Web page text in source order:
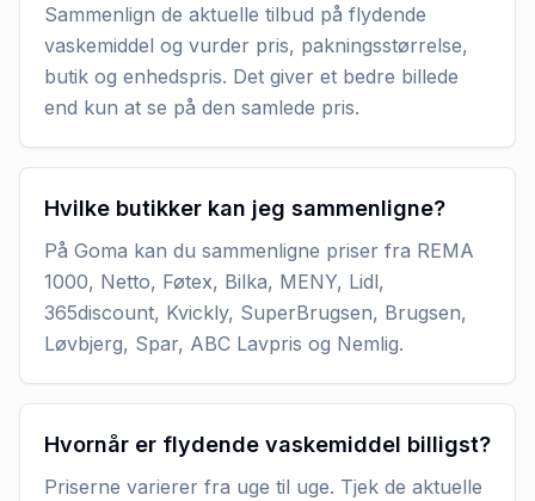
Sammenlign de aktuelle tilbud på flydende
vaskemiddel og vurder pris, pakningsstørrelse,
butik og enhedspris. Det giver et bedre billede
end kun at se på den samlede pris.
Hvilke butikker kan jeg sammenligne?
På Goma kan du sammenligne priser fra REMA
1000, Netto, Føtex, Bilka, MENY, Lidl,
365discount, Kvickly, SuperBrugsen, Brugsen,
Løvbjerg, Spar, ABC Lavpris og Nemlig.
Hvornår er flydende vaskemiddel billigst?
Priserne varierer fra uge til uge. Tjek de aktuelle